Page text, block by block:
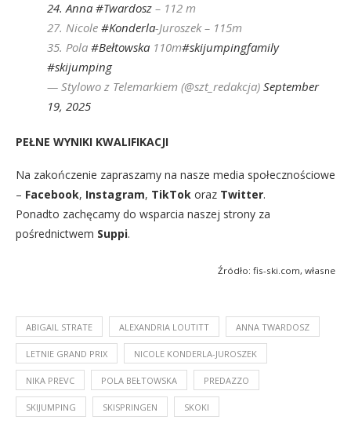
24. Anna #Twardosz – 112 m
27. Nicole #Konderla-Juroszek – 115m
35. Pola #Bełtowska 110m#skijumpingfamily
#skijumping
— Stylowo z Telemarkiem (@szt_redakcja) September
19, 2025
PEŁNE WYNIKI KWALIFIKACJI
Na zakończenie zapraszamy na nasze media społecznościowe
– Facebook, Instagram, TikTok oraz Twitter.
Ponadto zachęcamy do wsparcia naszej strony za
pośrednictwem Suppi.
Źródło: fis-ski.com, własne
ABIGAIL STRATE ALEXANDRIA LOUTITT ANNA TWARDOSZ
LETNIE GRAND PRIX NICOLE KONDERLA-JUROSZEK
NIKA PREVC POLA BEŁTOWSKA PREDAZZO
SKIJUMPING SKISPRINGEN SKOKI